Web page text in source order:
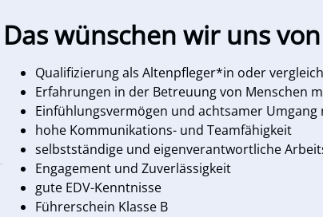
Das wünschen wir uns
Qualifizierung als Altenpfleger*in oder
Erfahrungen in der Betreuung von Menschen
Einfühlungsvermögen und achtsamer
hohe Kommunikations- und Teamfähigkeit
selbstständige und eigenverantwortliche
Engagement und Zuverlässigkeit
gute EDV-Kenntnisse
Führerschein Klasse B